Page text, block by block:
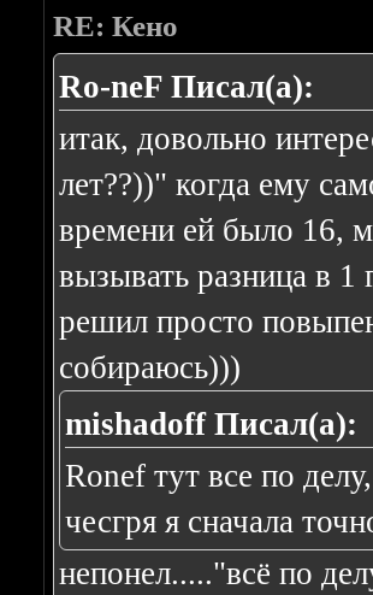
RE: Кено
Ro-neF Писал(а):
итак, довольно
лет??))" когда ему
времени ей было 16,
вызывать разница в 1
решил просто
собираюсь)))
mishadoff Писал(а):
Ronef тут все по
чесгря я сначала
непонел....."всё по